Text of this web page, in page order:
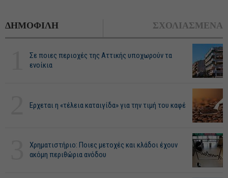
ΔΗΜΟΦΙΛΗ ΣΧΟΛΙΑΣΜΕΝΑ
Σε ποιες περιοχές της Αττικής υποχωρούν τα
ενοίκια
Ερχεται η «τέλεια καταιγίδα» για την τιμή του καφέ
Χρηματιστήριο: Ποιες μετοχές και κλάδοι έχουν
ακόμη περιθώρια ανόδου